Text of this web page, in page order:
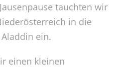
tauchten wir
in die
ein.
einen kleinen